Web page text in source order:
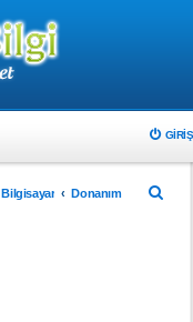
GIRIŞ
Bilgisayar Donanım